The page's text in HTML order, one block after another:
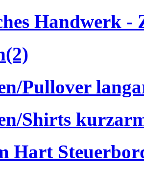
Handwerk -
(2)
Pullover
Shirts
Hart